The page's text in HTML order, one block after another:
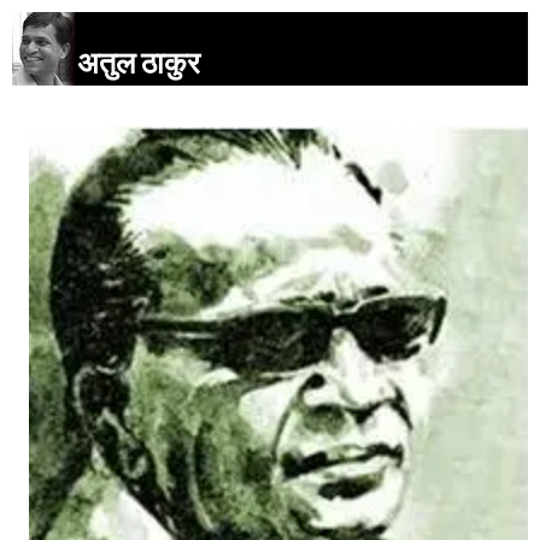
अतुल ठाकुर